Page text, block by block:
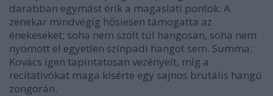
darabban egymást érik a magaslati pontok. A
zenekar mindvégig hősiesen támogatta az
énekeseket; soha nem szólt túl hangosan, soha nem
nyomott el egyetlen színpadi hangot sem. Summa:
Kovács igen tapintatosan vezényelt, míg a
recitativókat maga kísérte egy sajnos brutális hangú
zongorán.